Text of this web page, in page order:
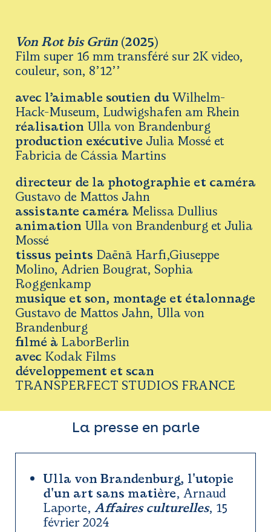
Von Rot bis Grün (2025)
Film super 16 mm transféré sur 2K video,
couleur, son, 8’12’’
avec l’aimable soutien duWilhelm-
Hack-Museum, Ludwigshafen am Rhein
réalisation Ulla von Brandenburg
production exécutive Julia Mossé et
Fabricia de Cássia Martins
directeur de la photographie et caméra
Gustavo de Mattos Jahn
assistante caméra Melissa Dullius
animation Ulla von Brandenburg et Julia
Mossé
tissus peints Daēnā Harfi,Giuseppe
Molino, Adrien Bougrat, Sophia
Roggenkamp
musique et son, montage et étalonnage
Gustavo de Mattos Jahn, Ulla von
Brandenburg
filmé à LaborBerlin
avec Kodak Films
développement et scan
TRANSPERFECT STUDIOS FRANCE
La presse en parle
Ulla von Brandenburg, l'utopie
d'un art sans matière, Arnaud
Laporte, Affaires culturelles, 15
février 2024